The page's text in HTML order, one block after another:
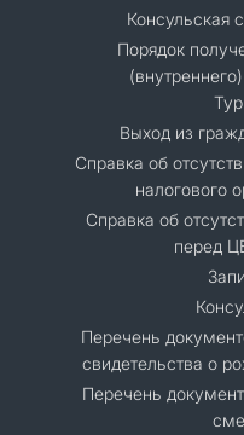
Консульская
Порядок
Выход из
Справка об
налогового
Справка об
перед
Перечень
свидетельства о
Перечень